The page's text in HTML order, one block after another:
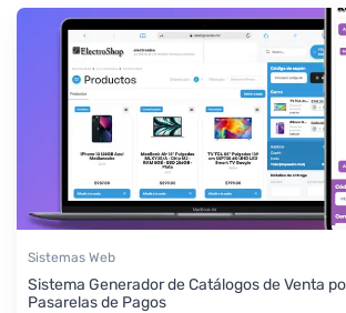
Sistemas Web
Sistema Generador de Catálogos de Venta
Pasarelas de Pagos